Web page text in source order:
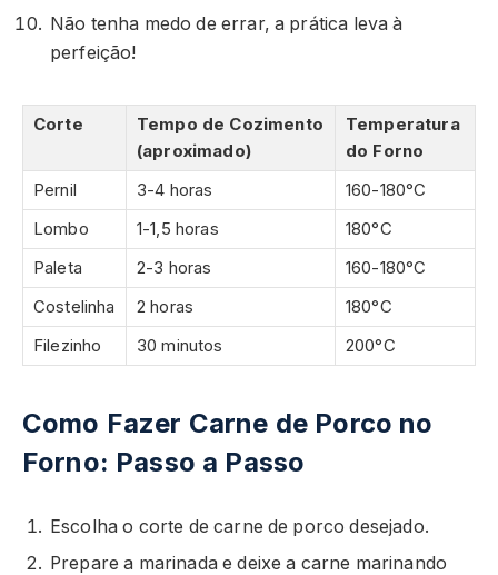
Não tenha medo de errar, a prática leva à
perfeição!
Corte
Tempo de Cozimento
(aproximado)
Temperatura
do Forno
Pernil
3-4 horas
160-180°C
Lombo
1-1,5 horas
180°C
Paleta
2-3 horas
160-180°C
Costelinha
2 horas
180°C
Filezinho
30 minutos 200°C
Como Fazer Carne de Porco no
Forno: Passo a Passo
Escolha o corte de carne de porco desejado.
Prepare a marinada e deixe a carne marinando